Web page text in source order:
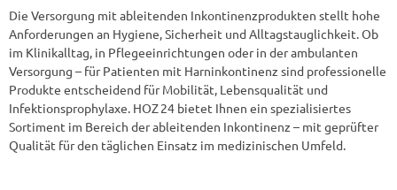
Die Versorgung mit ableitenden Inkontinenzprodukten stellt hohe
Anforderungen an Hygiene, Sicherheit und Alltagstauglichkeit. Ob
im Klinikalltag, in Pflegeeinrichtungen oder in der ambulanten
Versorgung – für Patienten mit Harninkontinenz sind professionelle
Produkte entscheidend für Mobilität, Lebensqualität und
Infektionsprophylaxe. HOZ 24 bietet Ihnen ein spezialisiertes
Sortiment im Bereich der ableitenden Inkontinenz – mit geprüfter
Qualität für den täglichen Einsatz im medizinischen Umfeld.